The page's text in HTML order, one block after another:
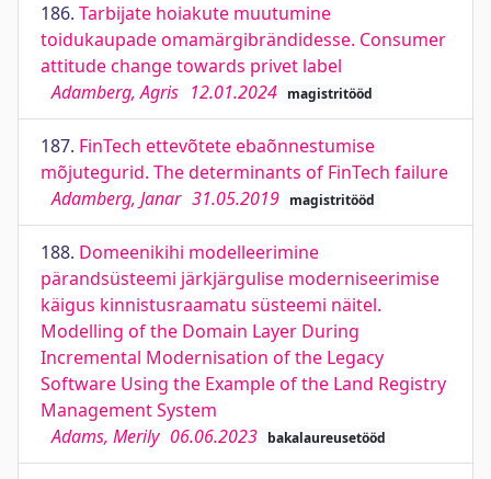
186. Tarbijate hoiakute muutumine
toidukaupade omamärgibrändidesse. Consumer
attitude change towards privet label
Adamberg, Agris 12.01.2024 magistritööd
187. FinTech ettevõtete ebaõnnestumise
mõjutegurid. The determinants of FinTech failure
Adamberg, Janar 31.05.2019 magistritööd
188. Domeenikihi modelleerimine
pärandsüsteemi järkjärgulise moderniseerimise
käigus kinnistusraamatu süsteemi näitel.
Modelling of the Domain Layer During
Incremental Modernisation of the Legacy
Software Using the Example of the Land Registry
Management System
Adams, Merily 06.06.2023 bakalaureusetööd